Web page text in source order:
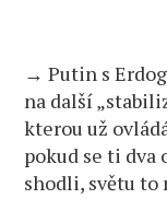
→ Putin s
na další
kterou už
pokud se ti dva
shodli, světu